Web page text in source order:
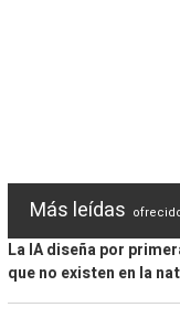
Más leídas
La IA diseña por
que no existen en la